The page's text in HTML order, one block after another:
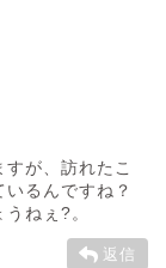
が、訪れたこ
るんですね？
ねぇ?。
返信